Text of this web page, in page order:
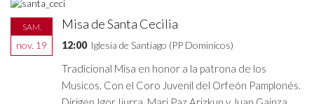
SAM.
nov. 19
Misa de Santa Cecilia
12:00 Iglesia de Santiago (PP Dominicos)
Tradicional Misa en honor a la patrona de los
Musicos. Con el Coro Juvenil del Orfeón Pamplonés.